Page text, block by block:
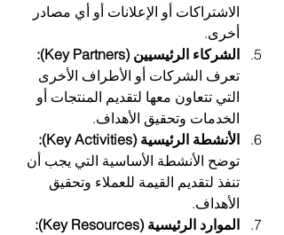
الاشتراكات أو الإعلانات أو أي مصادر
أخرى.
الشركاء الرئيسيين (Key Partners):
تعرف الشركات أو الأطراف الأخرى
التي تتعاون معها لتقديم المنتجات أو
الخدمات وتحقيق الأهداف.
الأنشطة الرئيسية (Key Activities):
توضح الأنشطة الأساسية التي يجب أن
تنفذ لتقديم القيمة للعملاء وتحقيق
الأهداف.
الموارد الرئيسية (Key Resources):